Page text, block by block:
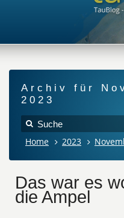
Archiv für
2023
Home 2023
Das war es
die Ampel